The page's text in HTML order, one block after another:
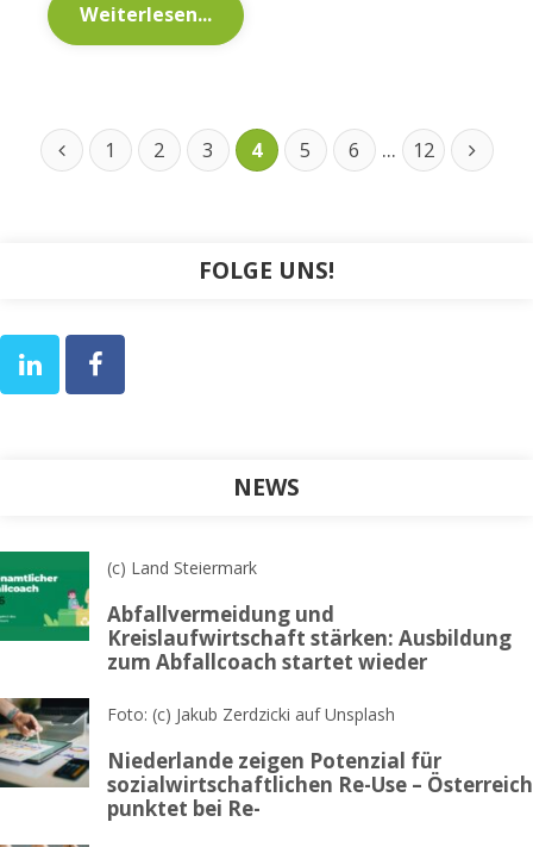
Weiterlesen...
1 2 3 4 5 6 ... 12
FOLGE UNS!
NEWS
(c) Land Steiermark
Abfallvermeidung und
Kreislaufwirtschaft stärken: Ausbildung
zum Abfallcoach startet wieder
Foto: (c) Jakub Zerdzicki auf Unsplash
Niederlande zeigen Potenzial für
sozialwirtschaftlichen Re-Use – Österreich
punktet bei Re-